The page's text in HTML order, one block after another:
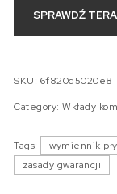
SPRAWDŹ
SKU: 6f820d5020e8
Category:Wkłady
Tags: wymiennik
zasady gwarancji